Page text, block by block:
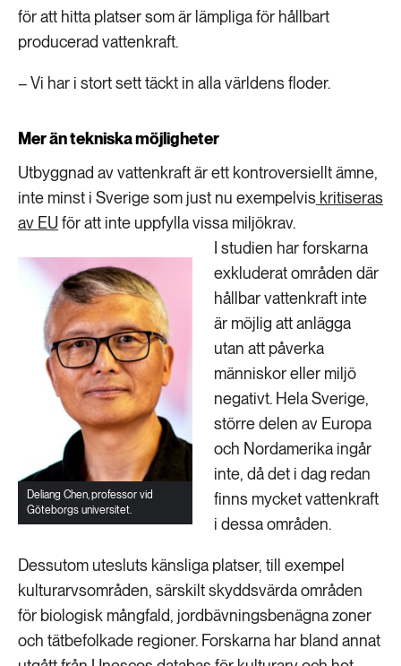
för att hitta platser som är lämpliga för hållbart
producerad vattenkraft.
– Vi har i stort sett täckt in alla världens floder.
Mer än tekniska möjligheter
Utbyggnad av vattenkraft är ett kontroversiellt ämne,
inte minst i Sverige som just nu exempelvis kritiseras
av EUför att inte uppfylla vissa miljökrav.
Deliang Chen,professor vid
Göteborgs universitet.
I studien har forskarna
exkluderat områden där
hållbar vattenkraft inte
är möjlig att anlägga
utan att påverka
människor eller miljö
negativt. Hela Sverige,
större delen av Europa
och Nordamerika ingår
inte, då det i dag redan
finns mycket vattenkraft
i dessa områden.
Dessutom utesluts känsliga platser, till exempel
kulturarvsområden, särskilt skyddsvärda områden
för biologisk mångfald, jordbävningsbenägna zoner
och tätbefolkade regioner. Forskarna har bland annat